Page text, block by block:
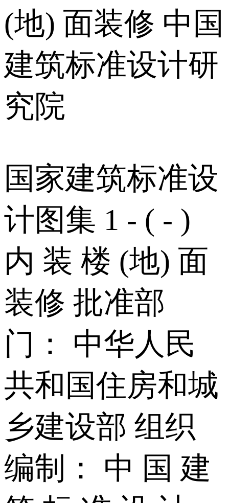
(地) 面装修 中国
建筑标准设计研
究院
国家建筑标准设
计图集 1 - ( - )
内 装 楼 (地) 面
装修 批准部
门： 中华人民
共和国住房和城
乡建设部 组织
编制： 中 国 建